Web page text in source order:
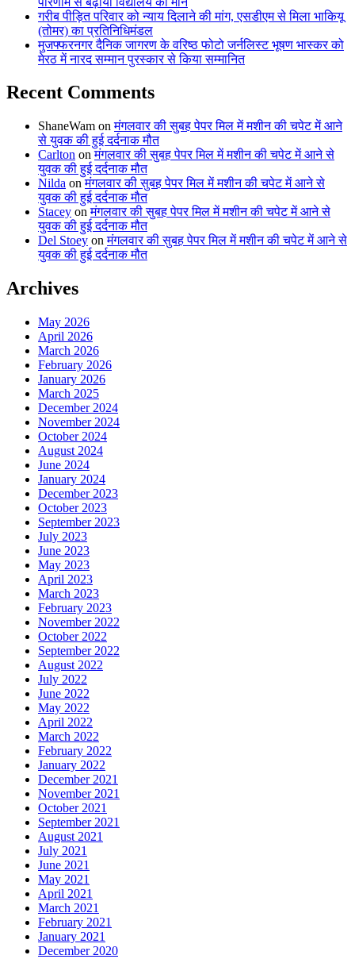
गरीब पीड़ित परिवार को न्याय दिलाने की मांग, एसडीएम से मिला भाकियू
(तोमर) का प्रतिनिधिमंडल
मुजफ्फरनगर दैनिक जागरण के वरिष्ठ फोटो जर्नलिस्ट भूषण भास्कर को
मेरठ में नारद सम्मान पुरस्कार से किया सम्मानित
Recent Comments
ShaneWam onमंगलवार की सुबह पेपर मिल में मशीन की चपेट में आने
से युवक की हुई दर्दनाक मौत
Carlton onमंगलवार की सुबह पेपर मिल में मशीन की चपेट में आने से
युवक की हुई दर्दनाक मौत
Nilda onमंगलवार की सुबह पेपर मिल में मशीन की चपेट में आने से
युवक की हुई दर्दनाक मौत
Stacey onमंगलवार की सुबह पेपर मिल में मशीन की चपेट में आने से
युवक की हुई दर्दनाक मौत
Del Stoey onमंगलवार की सुबह पेपर मिल में मशीन की चपेट में आने से
युवक की हुई दर्दनाक मौत
Archives
May 2026
April 2026
March 2026
February 2026
January 2026
March 2025
December 2024
November 2024
October 2024
August 2024
June 2024
January 2024
December 2023
October 2023
September 2023
July 2023
June 2023
May 2023
April 2023
March 2023
February 2023
November 2022
October 2022
September 2022
August 2022
July 2022
June 2022
May 2022
April 2022
March 2022
February 2022
January 2022
December 2021
November 2021
October 2021
September 2021
August 2021
July 2021
June 2021
May 2021
April 2021
March 2021
February 2021
January 2021
December 2020